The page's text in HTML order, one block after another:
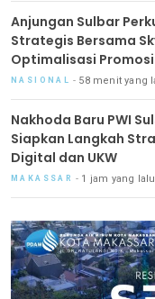
Anjungan Sulbar
Strategis Bersama
Optimalisasi
NASIONAL 58 menit yang
Nakhoda Baru PWI
Siapkan Langkah
Digital dan UKW
MAKASSAR 1 jam yang lalu